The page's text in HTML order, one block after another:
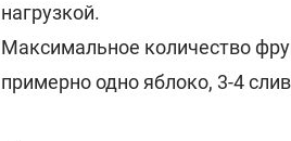
нагрузкой.
Максимальное количество
примерно одно яблоко, 3-4